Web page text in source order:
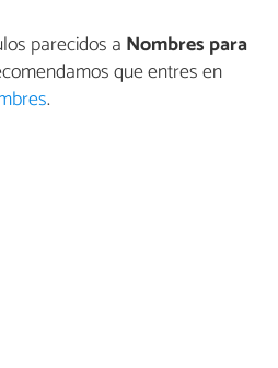
parecidos a Nombres para
que entres en
.